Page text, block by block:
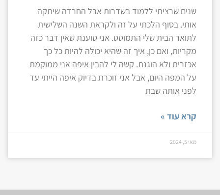
שנים שרציתי ללמוד בשדרות אבל החרדה שיתקה
אותי. בסוף הלכתי על זה ולקראת השנה השלישית
לתואר הבית שלי התמוטט. אני טוענת שאין דבר כזה
מקריות, ואם כן, איך זה שהיא יכולה להיות כל כך
אכזרית ולא הוגנת. קשה לי להבין איפה אני ממוקמת
על המפה היום, אבל אני זוכרת בדיוק איפה הייתי עד
לפני אותה שבת
קרא עוד »
מאי 5, 2024